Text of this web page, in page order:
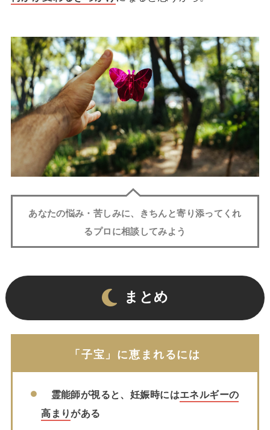
あなたの悩み・苦しみに、きちんと寄り添ってくれ
るプロに相談してみよう
まとめ
「子宝」に恵まれるには
霊能師が視ると、妊娠時にはエネルギーの
高まりがある